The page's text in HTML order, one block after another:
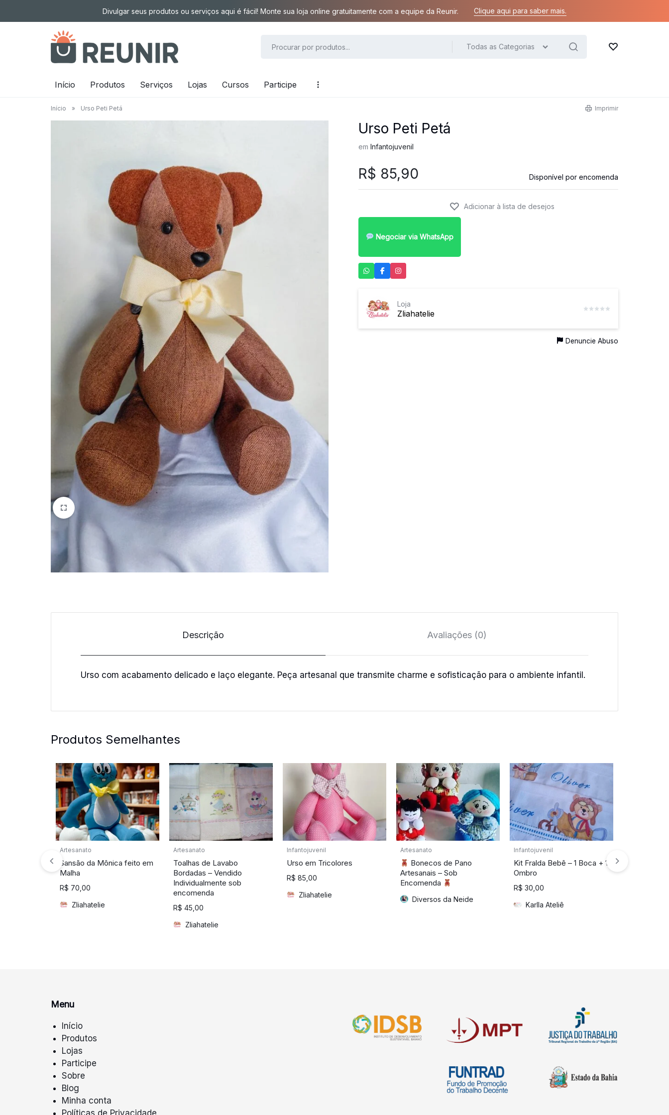
Divulgar seus produtos ou serviços aqui é fácil! Monte sua loja online gratuitamente com a equipe da Reunir. Clique aqui para saber mais.
tecnologia
precisa!
Todas as Categorias
Início Produtos Serviços Lojas Cursos Participe
Início » Urso Peti Petá Imprimir
Urso Peti Petá
emInfantojuvenil
R$ 85,90 Disponível por encomenda
Negociar via WhatsApp
Zliahatelie
Loja
Denuncie Abuso
Descrição Avaliações (0)
Urso com acabamento delicado e laço elegante. Peça artesanal que transmite charme e sofisticação para o ambiente infantil.
Produtos Semelhantes
Artesanato
Sansão da Mônica feito em
Malha
R$ 70,00
Zliahatelie
Artesanato
Toalhas de Lavabo
Bordadas – Vendido
Individualmente sob
encomenda
R$ 45,00
Zliahatelie
Infantojuvenil
Urso em Tricolores
R$ 85,00
Zliahatelie
Artesanato
Bonecos de Pano
Artesanais – Sob
Encomenda
Diversos da Neide
Infantojuvenil
Kit Fralda Bebê – 1 Boca + 1
Ombro
R$ 30,00
Karlla Ateliê
Menu
Início
Produtos
Lojas
Participe
Sobre
Blog
Minha conta